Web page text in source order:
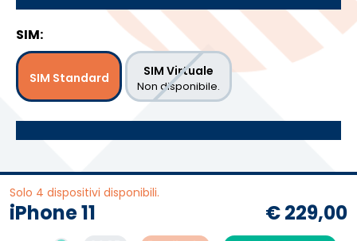
SIM:
SIM Standard SIM Virtuale
Non disponibile.
Solo 4 dispositivi disponibili.
iPhone 11 € 229,00